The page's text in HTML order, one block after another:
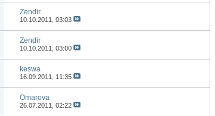
Zendir
10.10.2011,03:03
Zendir
10.10.2011,03:00
keswa
16.09.2011, 11:35
Omarova
26.07.2011,02:22